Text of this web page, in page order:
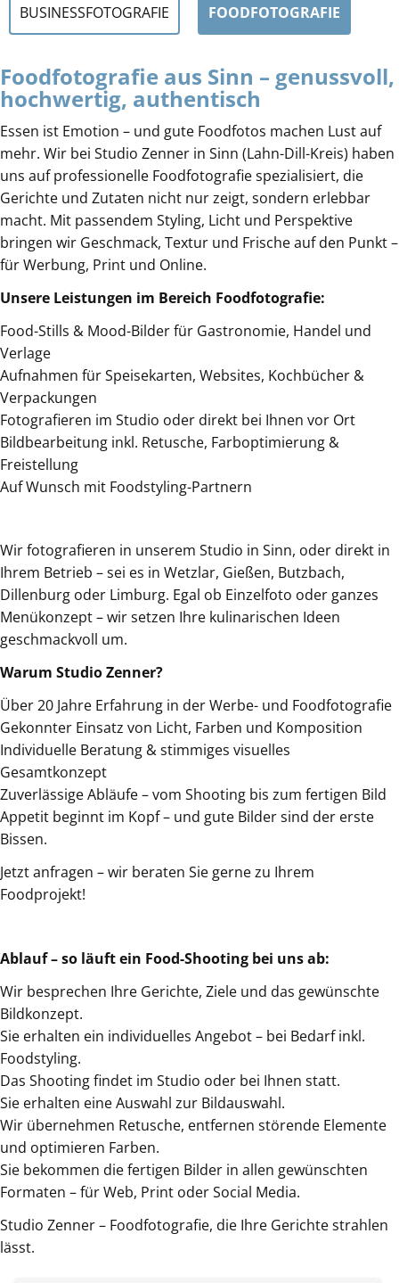
BUSINESSFOTOGRAFIE FOODFOTOGRAFIE
Foodfotografie aus Sinn – genussvoll,
hochwertig, authentisch
Essen ist Emotion – und gute Foodfotos machen Lust auf
mehr. Wir bei Studio Zenner in Sinn (Lahn-Dill-Kreis) haben
uns auf professionelle Foodfotografie spezialisiert, die
Gerichte und Zutaten nicht nur zeigt, sondern erlebbar
macht. Mit passendem Styling, Licht und Perspektive
bringen wir Geschmack, Textur und Frische auf den Punkt –
für Werbung, Print und Online.
Unsere Leistungen im Bereich Foodfotografie:
Food-Stills & Mood-Bilder für Gastronomie, Handel und
Verlage
Aufnahmen für Speisekarten, Websites, Kochbücher &
Verpackungen
Fotografieren im Studio oder direkt bei Ihnen vor Ort
Bildbearbeitung inkl. Retusche, Farboptimierung &
Freistellung
Auf Wunsch mit Foodstyling-Partnern
Wir fotografieren in unserem Studio in Sinn, oder direkt in
Ihrem Betrieb – sei es in Wetzlar, Gießen, Butzbach,
Dillenburg oder Limburg. Egal ob Einzelfoto oder ganzes
Menükonzept – wir setzen Ihre kulinarischen Ideen
geschmackvoll um.
Warum Studio Zenner?
Über 20 Jahre Erfahrung in der Werbe- und Foodfotografie
Gekonnter Einsatz von Licht, Farben und Komposition
Individuelle Beratung & stimmiges visuelles
Gesamtkonzept
Zuverlässige Abläufe – vom Shooting bis zum fertigen Bild
Appetit beginnt im Kopf – und gute Bilder sind der erste
Bissen.
Jetzt anfragen – wir beraten Sie gerne zu Ihrem
Foodprojekt!
Ablauf – so läuft ein Food-Shooting bei uns ab:
Wir besprechen Ihre Gerichte, Ziele und das gewünschte
Bildkonzept.
Sie erhalten ein individuelles Angebot – bei Bedarf inkl.
Foodstyling.
Das Shooting findet im Studio oder bei Ihnen statt.
Sie erhalten eine Auswahl zur Bildauswahl.
Wir übernehmen Retusche, entfernen störende Elemente
und optimieren Farben.
Sie bekommen die fertigen Bilder in allen gewünschten
Formaten – für Web, Print oder Social Media.
Studio Zenner – Foodfotografie, die Ihre Gerichte strahlen
lässt.